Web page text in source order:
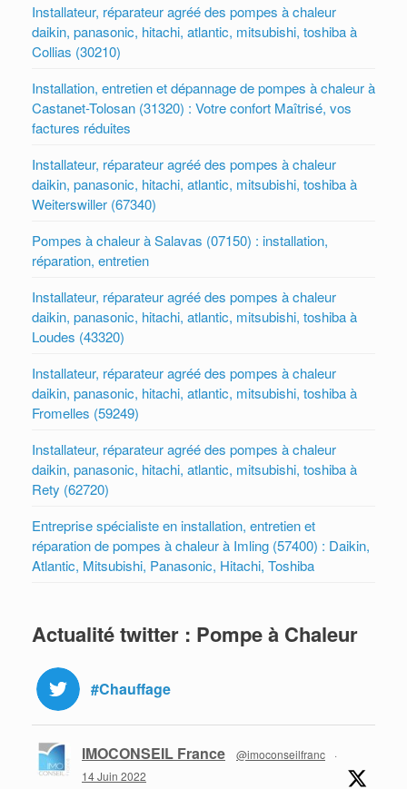
Installateur, réparateur agréé des pompes à chaleur
daikin, panasonic, hitachi, atlantic, mitsubishi, toshiba à
Collias (30210)
Installation, entretien et dépannage de pompes à chaleur à
Castanet-Tolosan (31320) : Votre confort Maîtrisé, vos
factures réduites
Installateur, réparateur agréé des pompes à chaleur
daikin, panasonic, hitachi, atlantic, mitsubishi, toshiba à
Weiterswiller (67340)
Pompes à chaleur à Salavas (07150) : installation,
réparation, entretien
Installateur, réparateur agréé des pompes à chaleur
daikin, panasonic, hitachi, atlantic, mitsubishi, toshiba à
Loudes (43320)
Installateur, réparateur agréé des pompes à chaleur
daikin, panasonic, hitachi, atlantic, mitsubishi, toshiba à
Fromelles (59249)
Installateur, réparateur agréé des pompes à chaleur
daikin, panasonic, hitachi, atlantic, mitsubishi, toshiba à
Rety (62720)
Entreprise spécialiste en installation, entretien et
réparation de pompes à chaleur à Imling (57400) : Daikin,
Atlantic, Mitsubishi, Panasonic, Hitachi, Toshiba
Actualité twitter : Pompe à Chaleur
#Chauffage
IMOCONSEIL France @imoconseilfranc
·
14 Juin 2022